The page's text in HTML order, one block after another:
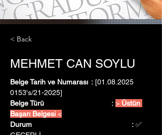
< Back
MEHMET CAN SOYLU
Belge Tarih ve Numarası	: [01.08.2025
0153's/21-2025]
Belge Türü				: > Üstün
Başarı Belgesi <
Durum					: ✅